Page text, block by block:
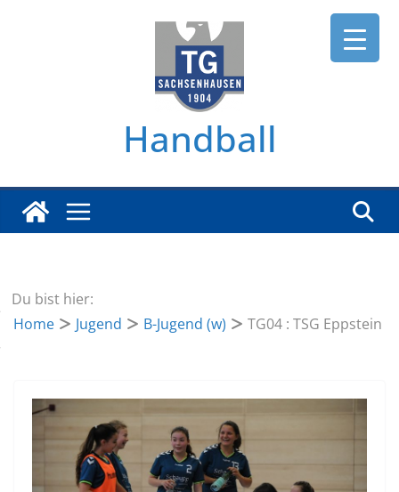
Handball
Du bist hier:
Home
Jugend B-Jugend (w) TG04 : TSG Eppstein